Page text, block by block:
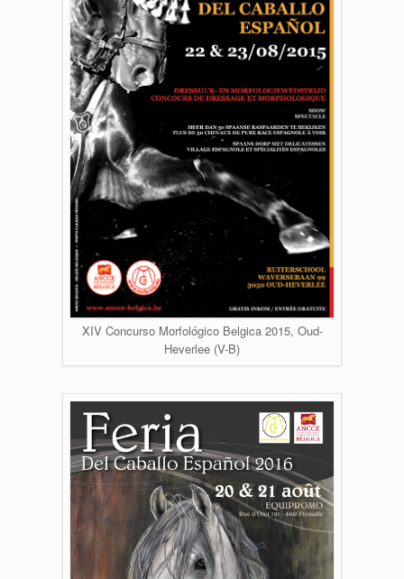
XIV Concurso Morfológico Belgica 2015, Oud-
Heverlee (V-B)